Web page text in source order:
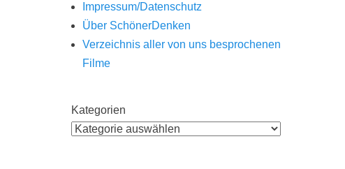
Impressum/Datenschutz
Über SchönerDenken
Verzeichnis aller von uns besprochenen
Filme
Kategorien